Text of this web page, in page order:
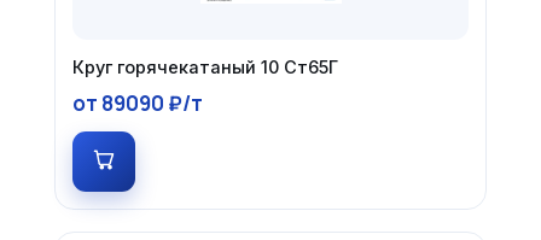
Круг горячекатаный 10 Ст65Г
от 89090 ₽/т